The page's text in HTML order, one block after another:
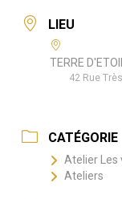
LIEU
TERRE
42 Rue
CATÉGORIE
Atelier Les
Ateliers